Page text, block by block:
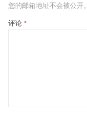
您的邮箱地址不会被公开。
评论 *